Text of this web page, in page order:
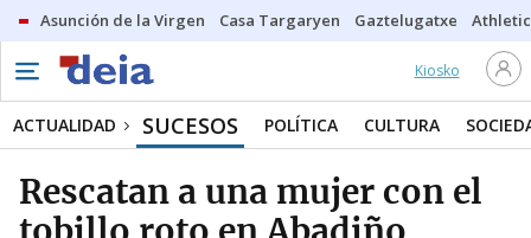
Asunción de la Virgen Casa Targaryen Gaztelugatxe Athletic
Kiosko
ACTUALIDAD SUCESOS POLÍTICA CULTURA
Rescatan a una mujer con el